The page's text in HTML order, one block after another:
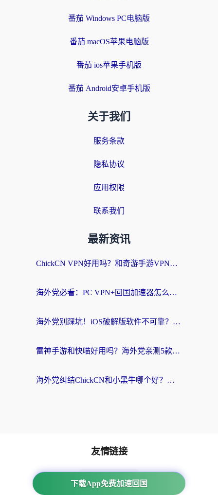
番茄 Windows PC电脑版
番茄 macOS苹果电脑版
番茄 ios苹果手机版
番茄 Android安卓手机版
关于我们
服务条款
隐私协议
应用权限
联系我们
最新资讯
ChickCN VPN好用吗？和奇游手游VPN对比哪个回国效果更好？海外党亲测实用指南
海外党必看：PC VPN+回国加速器怎么选？无缝访问国内资源全攻略
海外党别踩坑！iOS破解版软件不可靠？教你选对回国加速器无缝看国内资源
雷神手游和快喵好用吗？海外党亲测5款回国加速器，附斧牛Bling对比+微信视频号解决办法
海外党纠结ChickCN和小黑牛哪个好？一篇帮你选对回国加速器的实用指南
下载App免费加速回国
友情链接
海外回国加速器